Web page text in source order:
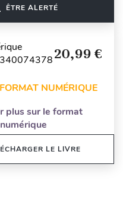
ÊTRE ALERTÉ
20,99 €
NUMÉRIQUE
plus sur le format
numérique
LE LIVRE